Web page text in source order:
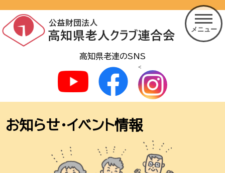
メニュー
高知県老連のSNS
<
お知らせ・イベント情報